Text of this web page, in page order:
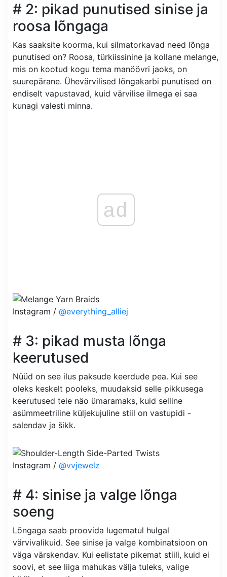
# 2: pikad punutised sinise ja
roosa lõngaga
Kas saaksite koorma, kui silmatorkavad need lõnga
punutised on? Roosa, türkiissinine ja kollane melange,
mis on kootud kogu tema manöövri jaoks, on
suurepärane. Ühevärvilised lõngakarbi punutised on
endiselt vapustavad, kuid värvilise ilmega ei saa
kunagi valesti minna.
ad
Instagram / @everything_alliej
# 3: pikad musta lõnga
keerutused
Nüüd on see ilus paksude keerdude pea. Kui see
oleks keskelt pooleks, muudaksid selle pikkusega
keerutused teie näo ümaramaks, kuid selline
asümmeetriline küljekujuline stiil on vastupidi -
salendav ja šikk.
Instagram / @vvjewelz
# 4: sinise ja valge lõnga
soeng
Lõngaga saab proovida lugematul hulgal
värvivalikuid. See sinise ja valge kombinatsioon on
väga värskendav. Kui eelistate pikemat stiili, kuid ei
soovi, et see liiga mahukas välja tuleks, valige